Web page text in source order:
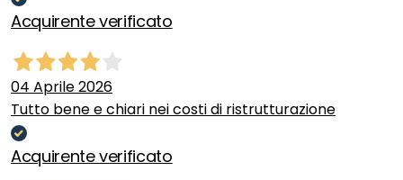
Acquirente verificato
04 Aprile 2026
Tutto bene e chiari nei costi di ristrutturazione
Acquirente verificato